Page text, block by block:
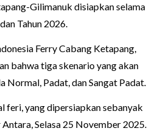
Gilimanuk disiapkan selama
Tahun 2026.
Ferry Cabang Ketapang,
bahwa tiga skenario yang akan
Normal, Padat, dan Sangat Padat.
feri, yang dipersiapkan sebanyak
Selasa 25 November 2025.